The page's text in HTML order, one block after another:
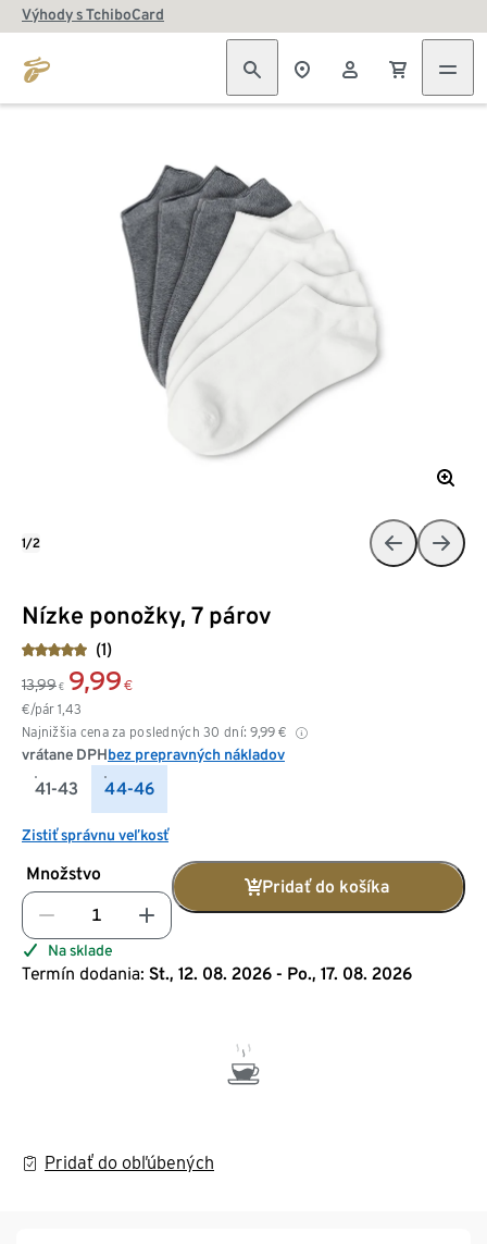
Výhody s TchiboCard
Nízke ponožky, 7 párov
(1)
13,99 € 9,99 €
€/pár 1,43
Najnižšia cena za posledných 30 dní: 9,99 €
vrátane DPHbez prepravných nákladov
41-43 44-46
Zistiť správnu veľkosť
Množstvo
Pridať do košíka
Na sklade
Termín dodania: St., 12. 08. 2026 - Po., 17. 08. 2026
Pridať do obľúbených
1/2